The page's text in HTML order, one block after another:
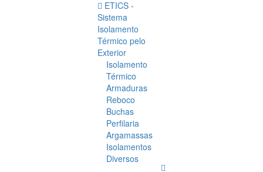
ETICS -
Sistema
Isolamento
Térmico pelo
Exterior
Isolamento
Térmico
Armaduras
Reboco
Buchas
Perfilaria
Argamassas
Isolamentos
Diversos